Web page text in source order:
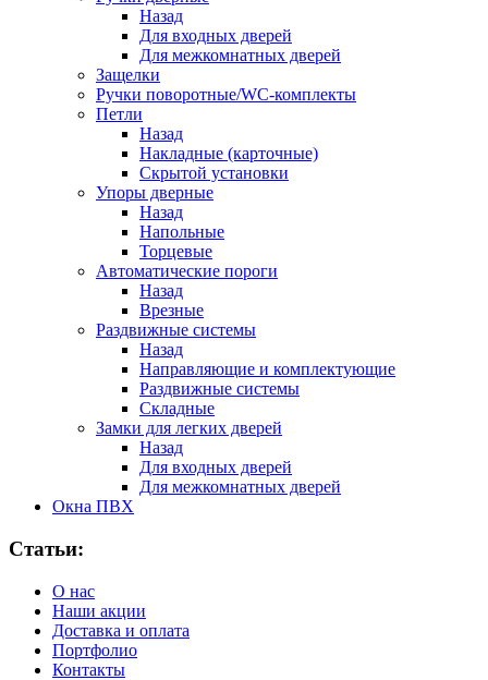
Назад
Для входных дверей
Для межкомнатных дверей
Защелки
Ручки поворотные/WC-комплекты
Петли
Назад
Накладные (карточные)
Скрытой установки
Упоры дверные
Назад
Напольные
Торцевые
Автоматические пороги
Назад
Врезные
Раздвижные системы
Назад
Направляющие и комплектующие
Раздвижные системы
Складные
Замки для легких дверей
Назад
Для входных дверей
Для межкомнатных дверей
Окна ПВХ
Статьи:
О нас
Наши акции
Доставка и оплата
Портфолио
Контакты